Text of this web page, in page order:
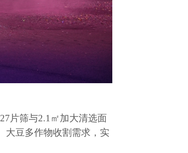
27片筛与2.1㎡加大清选面
大豆多作物收割需求，实